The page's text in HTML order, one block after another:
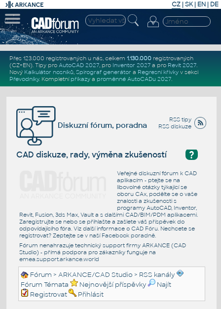
CZ | SK| EN | DE
Přes 123.000 registrovaných u nás, celkem 1.130.000registrovaných
(CZ+EN). Tipy pro AutoCAD 2027, pro Inventor 2027a pro Revit 2027.
Nový Kalkulátor nosníků, Spirograf generátor a Regresní křivkyv sekci
Převodníky. Kompletní příkazya proměnné AutoCADu 2027.
RSS tipy
RSS diskuze
Diskuzní fórum, poradna
?
CAD diskuze, rady, výměna zkušeností
Veřejné diskuzní fórum k CAD
aplikacím - ptejte se na
libovolné otázky týkající se
oboru CAx, podělte se o vaše
znalosti a zkušenosti s
programy AutoCAD, Inventor,
Revit, Fusion, 3ds Max, Vault a s dalšími CAD/BIM/PDM aplikacemi.
Zaregistrujte se nebo se přihlašte a zašlete váš příspěvek do
odpovídajícího fóra. Viz další informace o CAD Fóru. Nechcete se
registrovat? Zeptejte se v naší Facebook poradně.
Fórum nenahrazuje technický support firmy ARKANCE (CAD
Studio) - přímá podpora pro zákazníky funguje na
emea.support.arkance.world
Fórum >ARKANCE/CAD Studio > RSS kanály
Fórum Témata
Nejnovější příspěvky
Najít
Registrovat
Přihlásit